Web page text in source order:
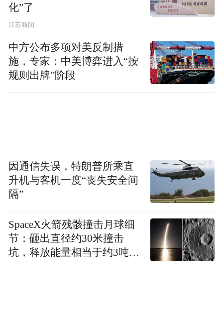
化”了
江苏新闻
中方公布多项对美反制措
施，专家：中美博弈进入“按
规则出牌”阶段
因通信失误，特朗普所乘直
升机与客机一度“丧失安全间
隔”
SpaceX火箭残骸撞击月球细
节：砸出直径约30米撞击
坑，释放能量相当于约3吨